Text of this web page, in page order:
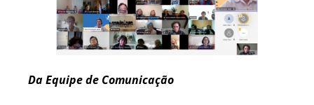
Da Equipe de Comunicação